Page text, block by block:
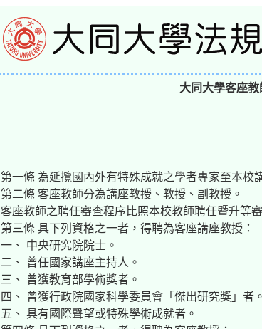
大同大學客座
第一條 為延攬國內外有特殊成就之學者專家至本校
第二條 客座教師分為講座教授、教授、副教授。
客座教師之聘任審查程序比照本校教師聘任暨升等
第三條 具下列資格之一者，得聘為客座講座教授：
一、 中央研究院院士。
二、 曾任國家講座主持人。
三、 曾獲教育部學術獎者。
四、 曾獲行政院國家科學委員會「傑出研究獎」者。
五、 具有國際聲望或特殊學術成就者。